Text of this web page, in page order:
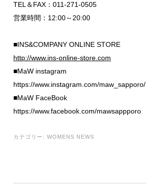
TEL＆FAX：011-271-0505
営業時間：12:00～20:00
■INS&COMPANY ONLINE STORE
http://www.ins-online-store.com
■MaW instagram
https://www.instagram.com/maw_sapporo/
■MaW FaceBook
https://www.facebook.com/mawsappporo
カテゴリー: WOMENS NEWS